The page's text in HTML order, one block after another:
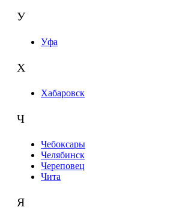
У
Уфа
Х
Хабаровск
Ч
Чебоксары
Челябинск
Череповец
Чита
Я